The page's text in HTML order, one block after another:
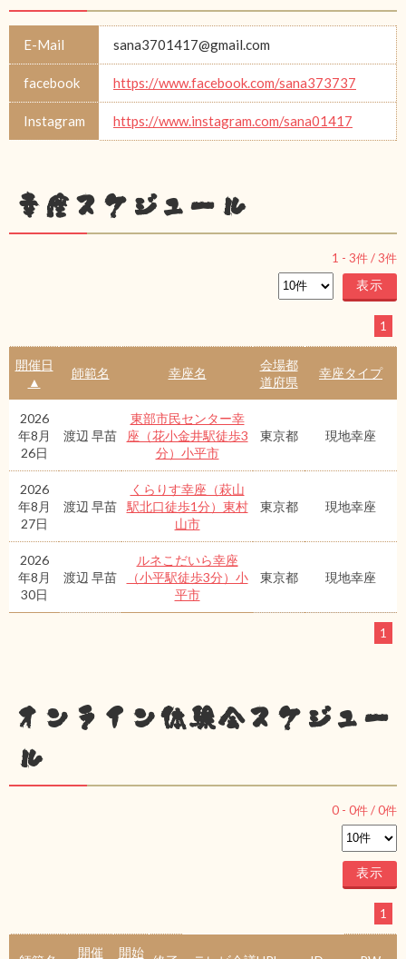
E-Mail sana3701417@gmail.com
facebook https://www.facebook.com/sana373737
Instagram https://www.instagram.com/sana01417
幸座スケジュール
1 - 3件 /3件
1
開催日
▲
師範名 幸座名
会場都
道府県
幸座タイプ
2026
年8月
26日
渡辺 早苗
東部市民センター幸
座（花小金井駅徒歩3
分）小平市
東京都 現地幸座
2026
年8月
27日
渡辺 早苗
くらりす幸座（萩山
駅北口徒歩1分）東村
山市
東京都 現地幸座
2026
年8月
30日
渡辺 早苗
ルネこだいら幸座
（小平駅徒歩3分）小
平市
東京都 現地幸座
1
オンライン体験会スケジュー
ル
0 - 0件 /0件
1
開催 開始